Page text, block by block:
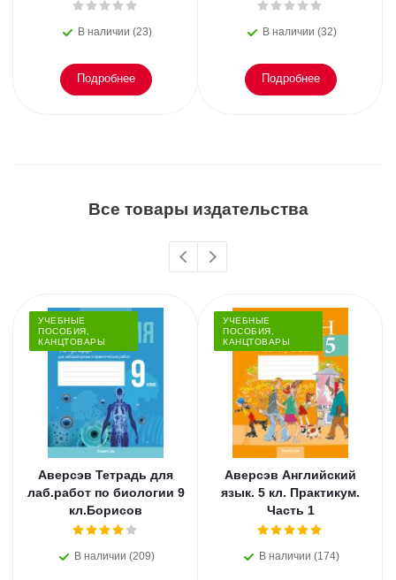
В наличии (23)
Подробнее
В наличии (32)
Подробнее
Все товары издательства
УЧЕБНЫЕ
ПОСОБИЯ,
КАНЦТОВАРЫ
Аверсэв Тетрадь для
лаб.работ по биологии 9
кл.Борисов
В наличии (209)
УЧЕБНЫЕ
ПОСОБИЯ,
КАНЦТОВАРЫ
Аверсэв Английский
язык. 5 кл. Практикум.
Часть 1
В наличии (174)